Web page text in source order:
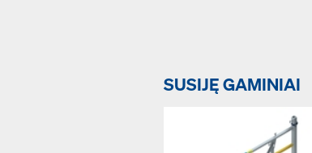
SUSIJĘ GAMINIAI